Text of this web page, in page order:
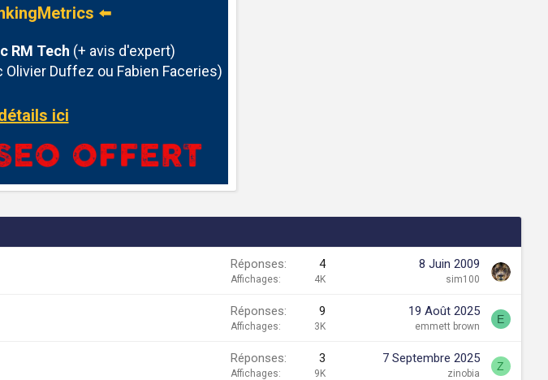
⬅️
RM Tech (+ avis d'expert)
Duffez ou Fabien Faceries)
ici
Réponses 4
Affichages 4K
8 Juin 2009
sim100
Réponses 9
Affichages 3K
19 Août 2025
emmett brown
E
Réponses 3
Affichages 9K
7 Septembre 2025
zinobia
Z